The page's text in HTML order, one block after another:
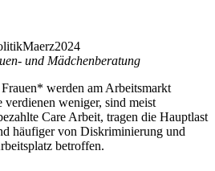
und Mädchenberatung
werden am Arbeitsmarkt
weniger, sind meist
Care Arbeit, tragen die Hauptlast
häufiger von Diskriminierung und
betroffen.